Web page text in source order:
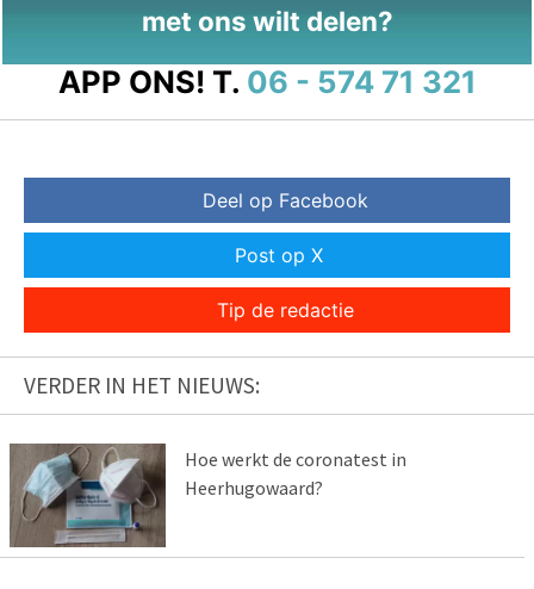
met ons wilt delen?
APP ONS! T. 06 - 574 71 321
Deel op Facebook
Post op X
Tip de redactie
VERDER IN HET NIEUWS:
Hoe werkt de coronatest in
Heerhugowaard?